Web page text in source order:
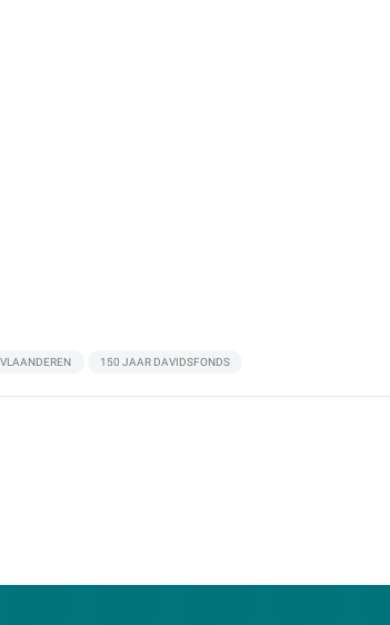
150 JAAR DAVIDSFONDS